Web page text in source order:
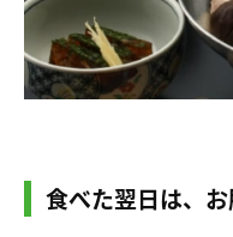
食べた翌日は、